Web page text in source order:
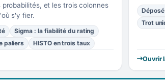
probabilités, et les trois colonnes
s'y fier.
Sigma : la fiabilité du rating
paliers
HISTO en trois taux
Trot
Ouvrir